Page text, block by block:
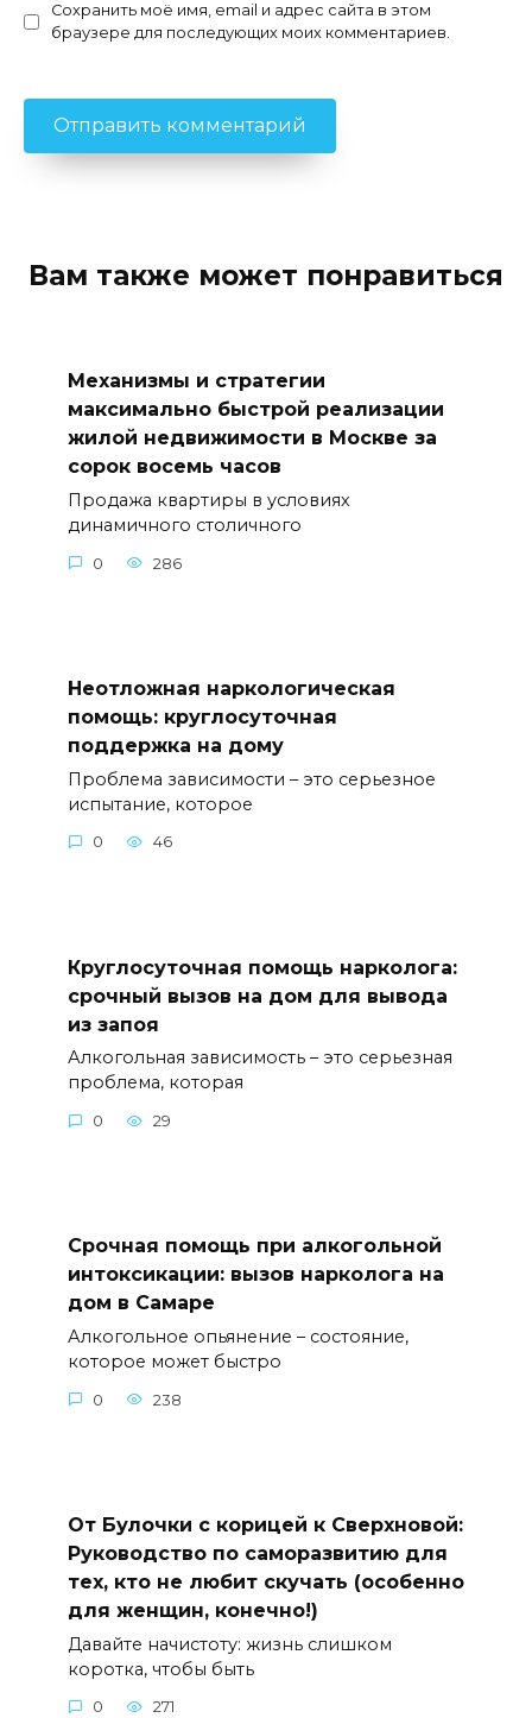
Сохранить моё имя, email и адрес сайта в этом
браузере для последующих моих комментариев.
Вам также может понравиться
Механизмы и стратегии
максимально быстрой реализации
жилой недвижимости в Москве за
сорок восемь часов
Продажа квартиры в условиях
динамичного столичного
0 286
Неотложная наркологическая
помощь: круглосуточная
поддержка на дому
Проблема зависимости – это серьезное
испытание, которое
0 46
Круглосуточная помощь нарколога:
срочный вызов на дом для вывода
из запоя
Алкогольная зависимость – это серьезная
проблема, которая
0 29
Срочная помощь при алкогольной
интоксикации: вызов нарколога на
дом в Самаре
Алкогольное опьянение – состояние,
которое может быстро
0 238
От Булочки с корицей к Сверхновой:
Руководство по саморазвитию для
тех, кто не любит скучать (особенно
для женщин, конечно!)
Давайте начистоту: жизнь слишком
коротка, чтобы быть
0 271